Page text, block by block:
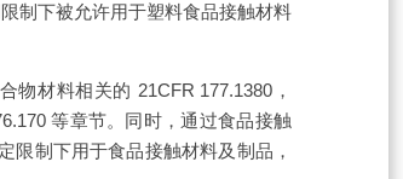
制下被允许用于塑料食品接触材料
材料相关的 21CFR 177.1380，
等章节。同时，通过食品接触
限制下用于食品接触材料及制品，